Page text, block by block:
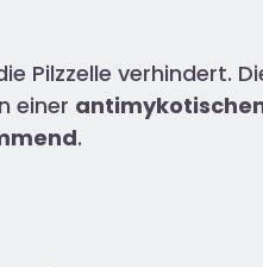
Pilzzelle verhindert.
einer
.